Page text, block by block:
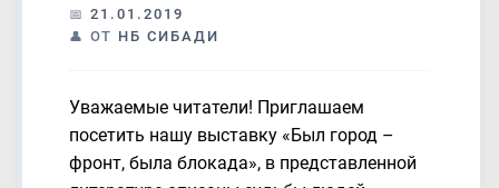
21.01.2019
ОТ НБ СИБАДИ
Уважаемые читатели! Приглашаем
посетить нашу выставку «Был город –
фронт, была блокада», в представленной